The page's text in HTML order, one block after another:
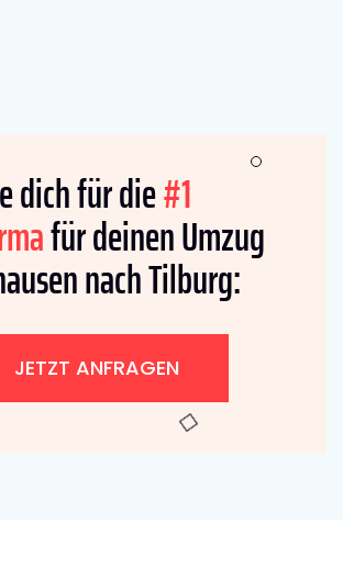
dich für die#1
für deinen Umzug
nach Tilburg:
JETZT ANFRAGEN